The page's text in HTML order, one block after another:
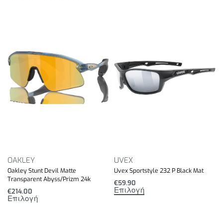
OAKLEY
Oakley Stunt Devil Matte
Transparent Abyss/Prizm 24k
€214.00
Επιλογή
UVEX
Uvex Sportstyle 232 P Black Mat
€59.90
Επιλογή